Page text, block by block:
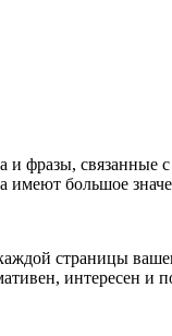
фразы, связанные
имеют большое
страницы
интересен и